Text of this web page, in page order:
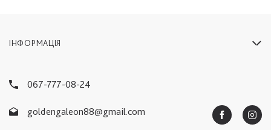
ІНФОРМАЦІЯ
067-777-08-24
goldengaleon88@gmail.com